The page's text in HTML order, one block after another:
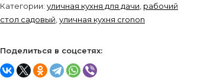
Категории: уличная кухня для дачи рабочий
стол садовый уличная кухня cronon
Поделиться в соцсетях: